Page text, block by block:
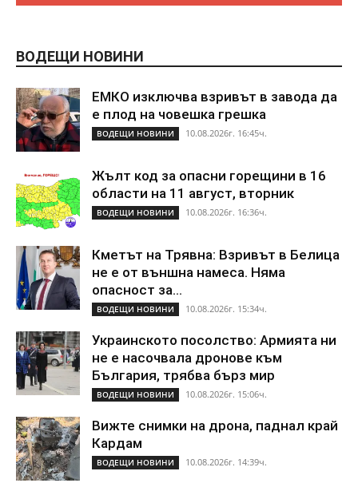
ВОДЕЩИ НОВИНИ
ЕМКО изключва взривът в завода да
е плод на човешка грешка
ВОДЕЩИ НОВИНИ 10.08.2026г. 16:45ч.
Жълт код за опасни горещини в 16
области на 11 август, вторник
ВОДЕЩИ НОВИНИ 10.08.2026г. 16:36ч.
Кметът на Трявна: Взривът в Белица
не е от външна намеса. Няма
опасност за...
ВОДЕЩИ НОВИНИ 10.08.2026г. 15:34ч.
Украинското посолство: Армията ни
не е насочвала дронове към
България, трябва бърз мир
ВОДЕЩИ НОВИНИ 10.08.2026г. 15:06ч.
Вижте снимки на дрона, паднал край
Кардам
ВОДЕЩИ НОВИНИ 10.08.2026г. 14:39ч.